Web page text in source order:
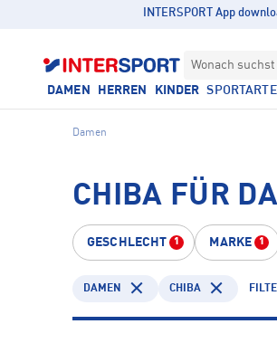
INTERSPORT App
Wonach
DAMEN HERREN KINDER
Damen
CHIBA FÜR
GESCHLECHT 1 MARKE 1
DAMEN CHIBA